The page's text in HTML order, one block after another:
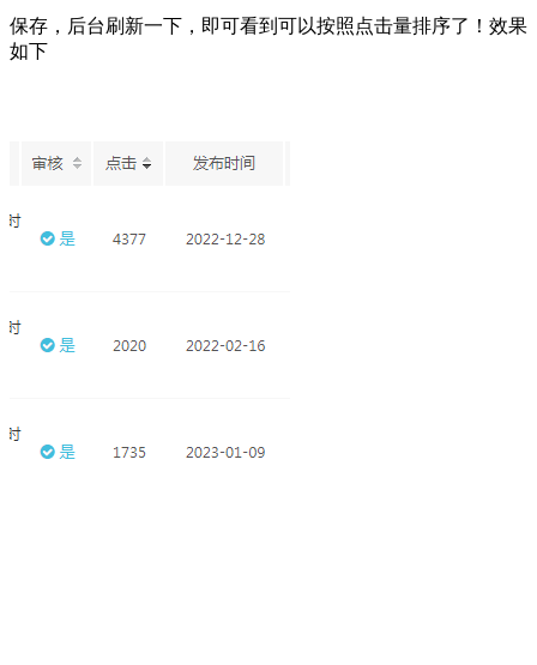
保存，后台刷新一下，即可看到可以按照点击量排序了！效果
如下